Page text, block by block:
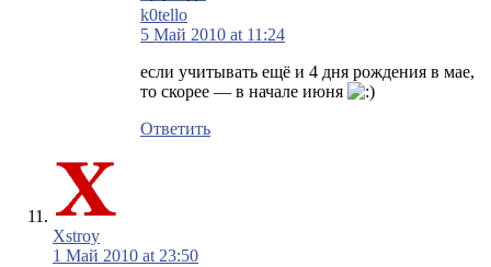
k0tello
5 Май 2010 at 11:24
если учитывать ещё и 4 дня рождения в мае,
то скорее — в начале июня
Ответить
Xstroy
1 Май 2010 at 23:50